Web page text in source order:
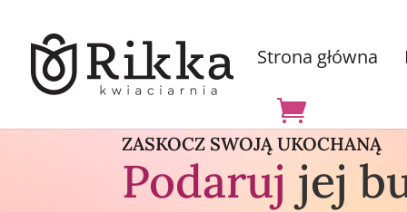
Strona główna
ZASKOCZ SWOJĄ UKOCHANĄ
Podaruj jej